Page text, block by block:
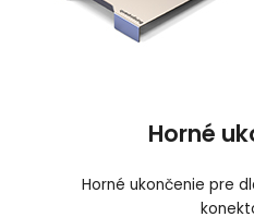
Horné
Horné ukončenie pre